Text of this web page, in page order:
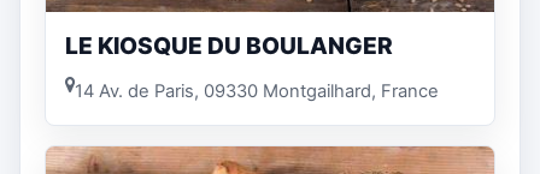
LE KIOSQUE DU BOULANGER
14 Av. de Paris, 09330 Montgailhard, France